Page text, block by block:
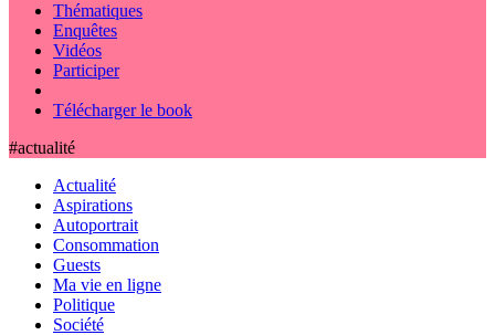
Thématiques
Enquêtes
Vidéos
Participer
Télécharger le book
#actualité
Actualité
Aspirations
Autoportrait
Consommation
Guests
Ma vie en ligne
Politique
Société